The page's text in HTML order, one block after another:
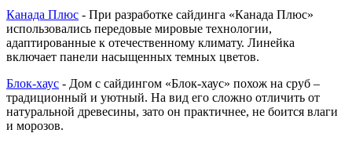
Канада Плюс - При разработке сайдинга «Канада Плюс»
использовались передовые мировые технологии,
адаптированные к отечественному климату. Линейка
включает панели насыщенных темных цветов.
Блок-хаус - Дом с сайдингом «Блок-хаус» похож на сруб –
традиционный и уютный. На вид его сложно отличить от
натуральной древесины, зато он практичнее, не боится влаги
и морозов.